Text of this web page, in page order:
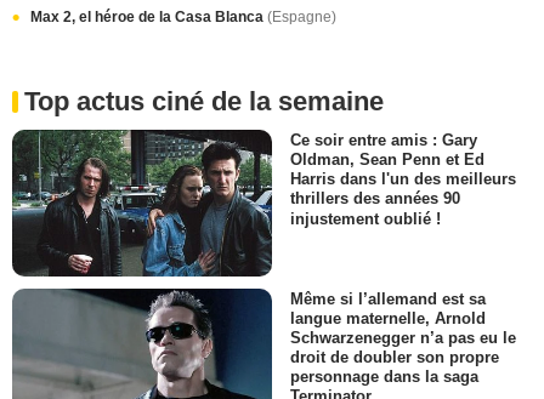
Max 2, el héroe de la Casa Blanca (Espagne)
Top actus ciné de la semaine
Ce soir entre amis : Gary
Oldman, Sean Penn et Ed
Harris dans l'un des meilleurs
thrillers des années 90
injustement oublié !
Même si l’allemand est sa
langue maternelle, Arnold
Schwarzenegger n’a pas eu le
droit de doubler son propre
personnage dans la saga